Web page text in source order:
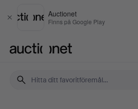
Stäng
Auctionet
Finns på Google Play